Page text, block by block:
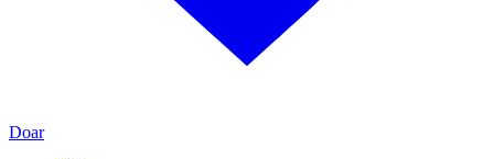
Doar